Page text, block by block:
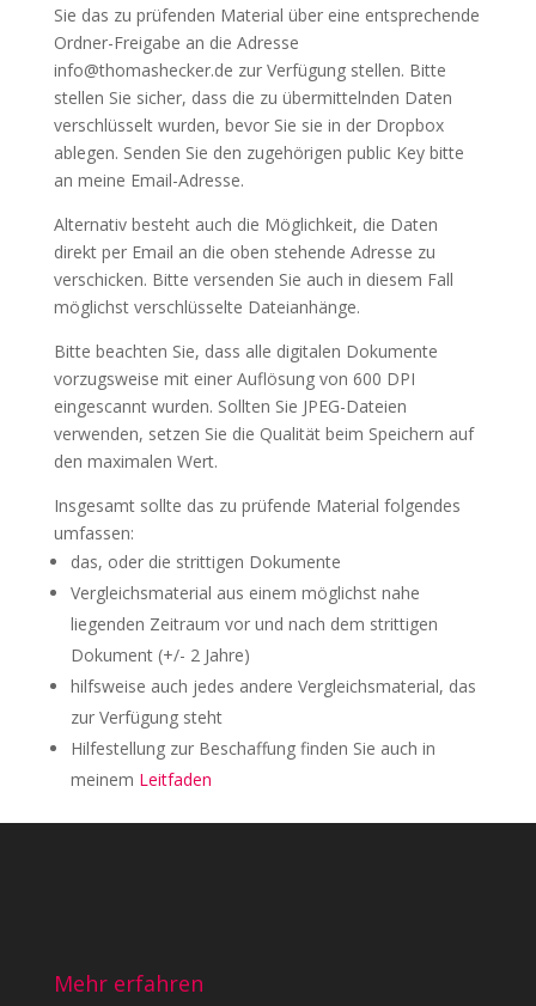
Sie das zu prüfenden Material über eine entsprechende
Ordner-Freigabe an die Adresse
info@thomashecker.de zur Verfügung stellen. Bitte
stellen Sie sicher, dass die zu übermittelnden Daten
verschlüsselt wurden, bevor Sie sie in der Dropbox
ablegen. Senden Sie den zugehörigen public Key bitte
an meine Email-Adresse.
Alternativ besteht auch die Möglichkeit, die Daten
direkt per Email an die oben stehende Adresse zu
verschicken. Bitte versenden Sie auch in diesem Fall
möglichst verschlüsselte Dateianhänge.
Bitte beachten Sie, dass alle digitalen Dokumente
vorzugsweise mit einer Auflösung von 600 DPI
eingescannt wurden. Sollten Sie JPEG-Dateien
verwenden, setzen Sie die Qualität beim Speichern auf
den maximalen Wert.
Insgesamt sollte das zu prüfende Material folgendes
umfassen:
das, oder die strittigen Dokumente
Vergleichsmaterial aus einem möglichst nahe
liegenden Zeitraum vor und nach dem strittigen
Dokument (+/- 2 Jahre)
hilfsweise auch jedes andere Vergleichsmaterial, das
zur Verfügung steht
Hilfestellung zur Beschaffung finden Sie auch in
meinem Leitfaden
Mehr erfahren